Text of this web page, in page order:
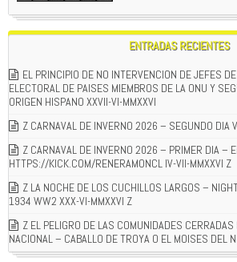
ENTRADAS RECIENTES
EL PRINCIPIO DE NO INTERVENCION DE JEFES
ELECTORAL DE PAISES MIEMBROS DE LA ONU Y
ORIGEN HISPANO XXVII-VI-MMXXVI
Z CARNAVAL DE INVERNO 2026 – SEGUNDO DIA
Z CARNAVAL DE INVERNO 2026 – PRIMER DIA –
HTTPS://KICK.COM/RENERAMONCL IV-VII-MMXXVI Z
Z LA NOCHE DE LOS CUCHILLOS LARGOS –
1934 WW2 XXX-VI-MMXXVI Z
Z EL PELIGRO DE LAS COMUNIDADES
NACIONAL – CABALLO DE TROYA O EL MOISES DEL